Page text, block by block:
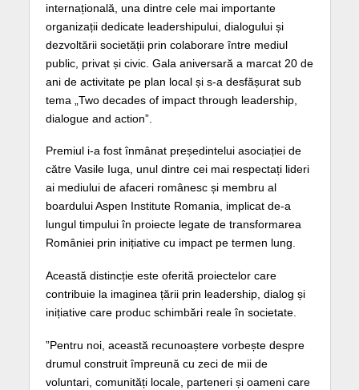
internațională, una dintre cele mai importante
organizații dedicate leadershipului, dialogului și
dezvoltării societății prin colaborare între mediul
public, privat și civic. Gala aniversară a marcat 20 de
ani de activitate pe plan local și s-a desfășurat sub
tema „Two decades of impact through leadership,
dialogue and action”.
Premiul i-a fost înmânat președintelui asociației de
către Vasile Iuga, unul dintre cei mai respectați lideri
ai mediului de afaceri românesc și membru al
boardului Aspen Institute Romania, implicat de-a
lungul timpului în proiecte legate de transformarea
României prin inițiative cu impact pe termen lung.
Această distincție este oferită proiectelor care
contribuie la imaginea țării prin leadership, dialog și
inițiative care produc schimbări reale în societate.
”Pentru noi, această recunoaștere vorbește despre
drumul construit împreună cu zeci de mii de
voluntari, comunități locale, parteneri și oameni care